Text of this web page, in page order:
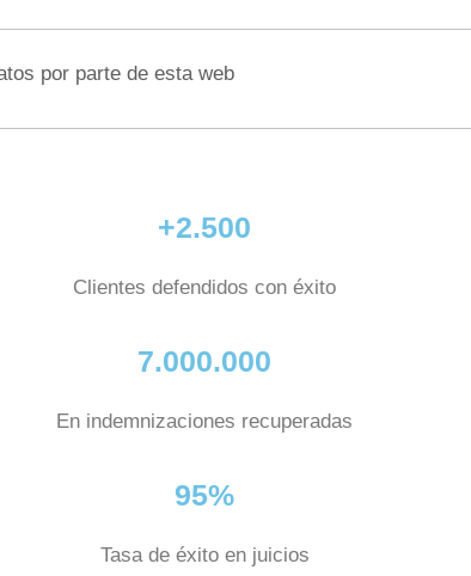
por parte de esta web
+2.500
Clientes defendidos con éxito
7.000.000
En indemnizaciones recuperadas
95%
Tasa de éxito en juicios